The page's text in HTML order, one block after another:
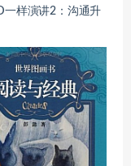
一样演讲2：沟通升